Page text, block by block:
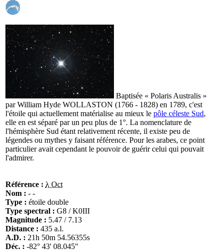
Baptisée « Polaris Australis »
par William Hyde WOLLASTON (1766 - 1828) en 1789, c'est
l'étoile qui actuellement matérialise au mieux le pôle céleste Sud,
elle en est séparé par un peu plus de 1°. La nomenclature de
l'hémisphère Sud étant relativement récente, il existe peu de
légendes ou mythes y faisant référence. Pour les arabes, ce point
particulier avait cependant le pouvoir de guérir celui qui pouvait
l'admirer.
Référence : λ Oct
Nom : - -
Type : étoile double
Type spectral : G8 / K0III
Magnitude : 5.47 / 7.13
Distance : 435 a.l.
A.D. : 21h 50m 54.56355s
Déc. : -82° 43' 08.045"